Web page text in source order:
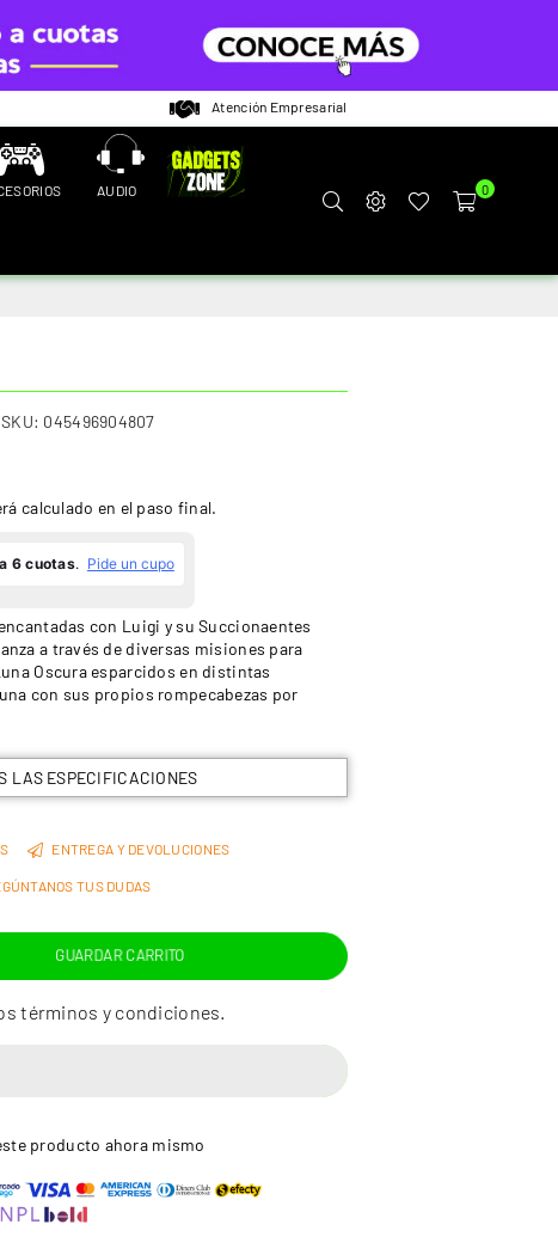
Atención Empresarial
AUDIO 0
SKU: 045496904807
calculado en el paso final.
con Luigi y su Succionaentes
a través de diversas misiones para
Oscura esparcidos en distintas
con sus propios rompecabezas por
LAS ESPECIFICACIONES
ENTREGA Y DEVOLUCIONES
TUS DUDAS
GUARDAR CARRITO
términos y condiciones.
producto ahora mismo